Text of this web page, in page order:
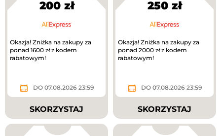
200 zł
Okazja! Zniżka na zakupy za
ponad 1600 zł z kodem
rabatowym!
DO 07.08.2026 23:59
SKORZYSTAJ
250 zł
Okazja! Zniżka na zakupy za
ponad 2000 zł z kodem
rabatowym!
DO 07.08.2026 23:59
SKORZYSTAJ